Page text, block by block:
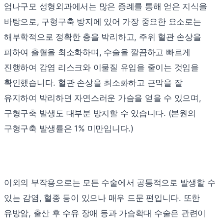
엄나구모 성형외과에서는 많은 증례를 통해 얻은 지식을
바탕으로, 구형구축 방지에 있어 가장 중요한 요소로는
해부학적으로 정확한 층을 박리하고, 주위 혈관 손상을
피하여 출혈을 최소화하며, 수술을 깔끔하고 빠르게
진행하여 감염 리스크와 이물질 유입을 줄이는 것임을
확인했습니다. 혈관 손상을 최소화하고 근막을 잘
유지하여 박리하면 자연스러운 가슴을 얻을 수 있으며,
구형구축 발생도 대부분 방지할 수 있습니다. (본원의
구형구축 발생률은 1% 미만입니다.)
이외의 부작용으로는 모든 수술에서 공통적으로 발생할 수
있는 감염, 혈종 등이 있으나 매우 드문 편입니다. 또한
유방암, 출산 후 수유 장애 등과 가슴확대 수술은 관련이